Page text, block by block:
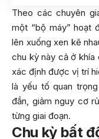
Theo các chuyên
một “bộ máy” hoạt
lên xuống xen kẽ
chu kỳ này cả ở khía
xác định được vị trí
là yếu tố quan
đắn, giảm nguy cơ
từng giai đoạn.
Chu kỳ bất